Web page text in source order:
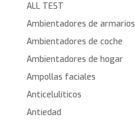
ALL TEST
Ambientadores de armarios
Ambientadores de coche
Ambientadores de hogar
Ampollas faciales
Anticelulíticos
Antiedad